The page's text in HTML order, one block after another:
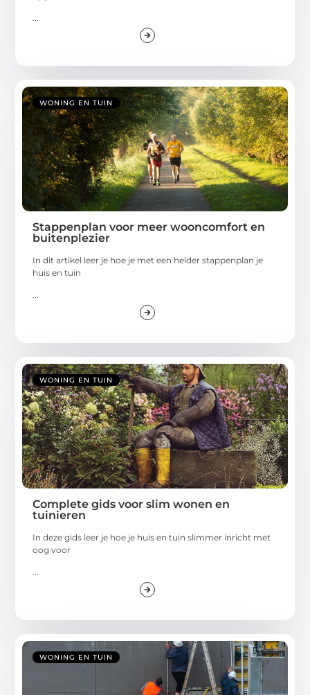
...
WONING EN TUIN
Stappenplan voor meer wooncomfort en
buitenplezier
In dit artikel leer je hoe je met een helder stappenplan je
huis en tuin
...
WONING EN TUIN
Complete gids voor slim wonen en
tuinieren
In deze gids leer je hoe je huis en tuin slimmer inricht met
oog voor
...
WONING EN TUIN